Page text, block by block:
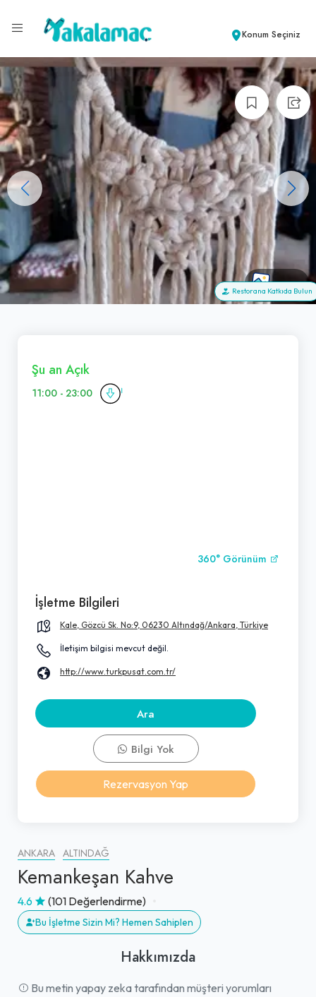
Konum Seçiniz
+100
Restorana Katkıda Bulun
ANKARA ALTINDAĞ
Kemankeşan Kahve
4.6 (101 Değerlendirme)
Bu İşletme Sizin Mi? Hemen Sahiplen
Hakkımızda
Bu metin yapay zeka tarafından müşteri yorumları
Şu an Açık
11:00 - 23:00
360° Görünüm
İşletme Bilgileri
Kale, Gözcü Sk. No:9, 06230 Altındağ/Ankara, Türkiye
İletişim bilgisi mevcut değil.
http://www.turkpusat.com.tr/
Ara
Bilgi Yok
Rezervasyon Yap